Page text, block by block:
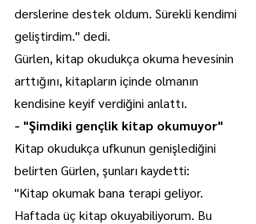
derslerine destek oldum. Sürekli kendimi
geliştirdim." dedi.
Gürlen, kitap okudukça okuma hevesinin
arttığını, kitapların içinde olmanın
kendisine keyif verdiğini anlattı.
- "Şimdiki gençlik kitap okumuyor"
Kitap okudukça ufkunun genişlediğini
belirten Gürlen, şunları kaydetti:
"Kitap okumak bana terapi geliyor.
Haftada üç kitap okuyabiliyorum. Bu